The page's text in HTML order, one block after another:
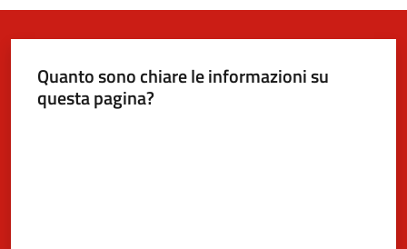
Quanto sono chiare le informazioni su
questa pagina?